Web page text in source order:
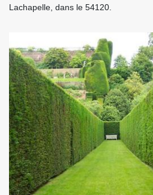
Lachapelle, dans le 54120.